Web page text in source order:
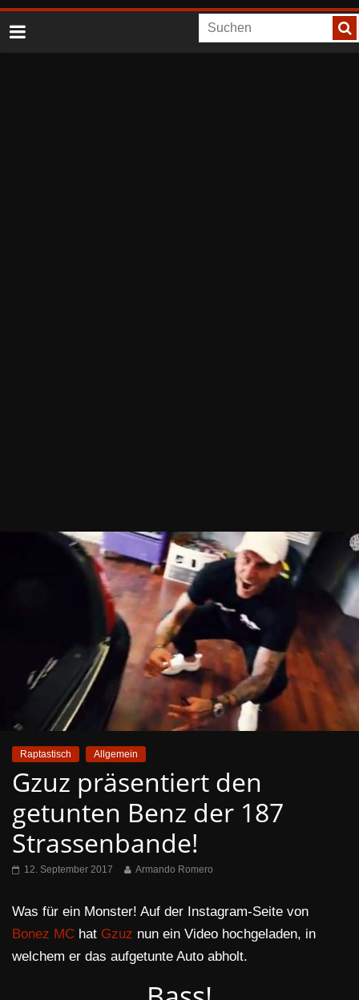
Raptastisch Allgemein
Gzuz präsentiert den
getunten Benz der 187
Strassenbande!
12. September 2017 Armando Romero
Was für ein Monster! Auf der Instagram-Seite von
Bonez MC hat Gzuz nun ein Video hochgeladen, in
welchem er das aufgetunte Auto abholt.